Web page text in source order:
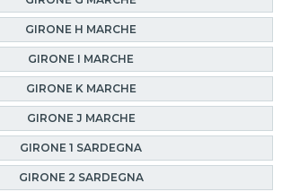
GIRONE H MARCHE
GIRONE I MARCHE
GIRONE K MARCHE
GIRONE J MARCHE
GIRONE 1 SARDEGNA
GIRONE 2 SARDEGNA